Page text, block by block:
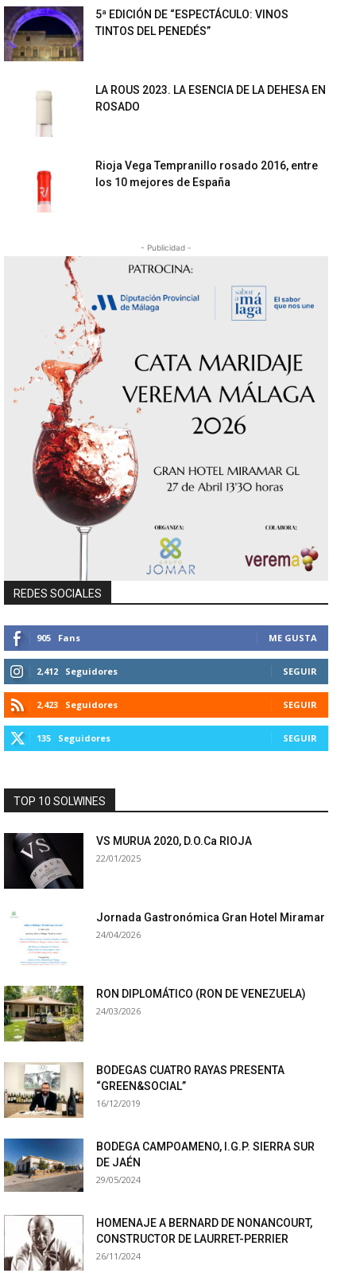
5ª EDICIÓN DE “ESPECTÁCULO: VINOS
TINTOS DEL PENEDÉS”
LA ROUS 2023. LA ESENCIA DE LA DEHESA EN
ROSADO
Rioja Vega Tempranillo rosado 2016, entre
los 10 mejores de España
- Publicidad -
REDES SOCIALES
905 Fans ME GUSTA
2,412 Seguidores SEGUIR
2,423 Seguidores SEGUIR
135 Seguidores SEGUIR
TOP 10 SOLWINES
VS MURUA 2020, D.O.Ca RIOJA
22/01/2025
Jornada Gastronómica Gran Hotel Miramar
24/04/2026
RON DIPLOMÁTICO (RON DE VENEZUELA)
24/03/2026
BODEGAS CUATRO RAYAS PRESENTA
“GREEN&SOCIAL”
16/12/2019
BODEGA CAMPOAMENO, I.G.P. SIERRA SUR
DE JAÉN
29/05/2024
HOMENAJE A BERNARD DE NONANCOURT,
CONSTRUCTOR DE LAURRET-PERRIER
26/11/2024